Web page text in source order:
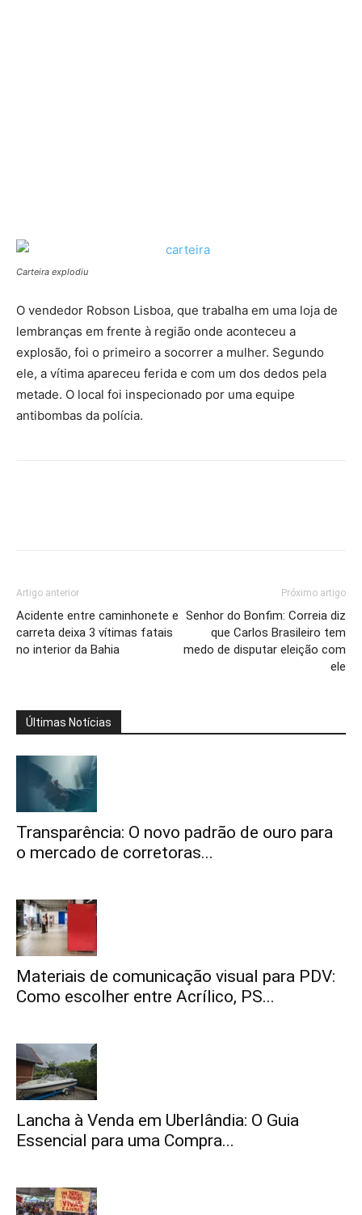
Carteira explodiu
O vendedor Robson Lisboa, que trabalha em uma loja de
lembranças em frente à região onde aconteceu a
explosão, foi o primeiro a socorrer a mulher. Segundo
ele, a vítima apareceu ferida e com um dos dedos pela
metade. O local foi inspecionado por uma equipe
antibombas da polícia.
Artigo anterior
Acidente entre caminhonete e
carreta deixa 3 vítimas fatais
no interior da Bahia
Próximo artigo
Senhor do Bonfim: Correia diz
que Carlos Brasileiro tem
medo de disputar eleição com
ele
Últimas Notícias
Transparência: O novo padrão de ouro para
o mercado de corretoras...
Materiais de comunicação visual para PDV:
Como escolher entre Acrílico, PS...
Lancha à Venda em Uberlândia: O Guia
Essencial para uma Compra...